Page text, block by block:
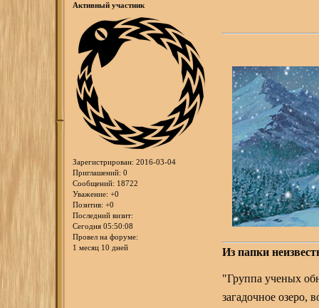
Активный участник
Зарегистрирован: 2016-03-04
Приглашений: 0
Сообщений: 18722
Уважение: +0
Позитив: +0
Последний визит:
Сегодня 05:50:08
Провел на форуме:
1 месяц 10 дней
Из папки
"Группа ученых
загадочное озеро,